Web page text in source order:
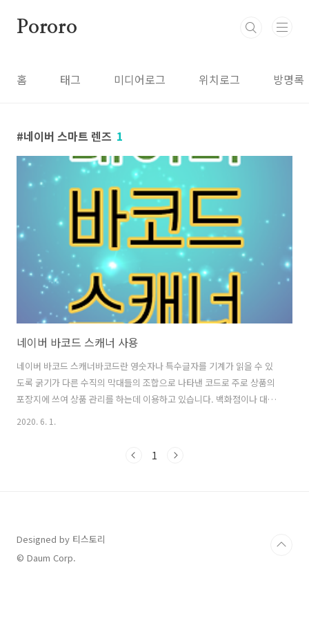
Pororo
홈 태그 미디어로그 위치로그 방명록
네이버 스마트 렌즈 1
네이버 바코드 스캐너 사용
네이버 바코드 스캐너바코드란 영숫자나 특수글자를 기계가 읽을 수 있
도록 굵기가 다른 수직의 막대들의 조합으로 나타낸 코드로 주로 상품의
포장지에 쓰여 상품 관리를 하는데 이용하고 있습니다. 백화점이나 대형
마트에서는 바코드를 이용한 도난 방지 시스템을 사용하여 바코드를 찍
니다. 또한 바코드 스캐너는 원래 해외 기업인 구글과 아마존에서 먼저
2020. 6. 1.
1
Designed by 티스토리
© Daum Corp.